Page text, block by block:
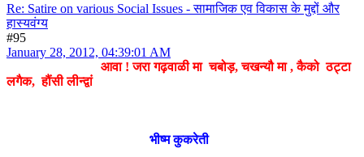
Re: Satire on various Social Issues - सामाजिक एव विकास के मुद्दों और
हास्यवंग्य
#95
January 28, 2012, 04:39:01 AM
आवा ! जरा गढ़वाळी मा चबोड़, चखन्यौ मा , कैको ठट्टा
लगैक, हौंसी लीन्द्वां
भीष्म कुकरेती